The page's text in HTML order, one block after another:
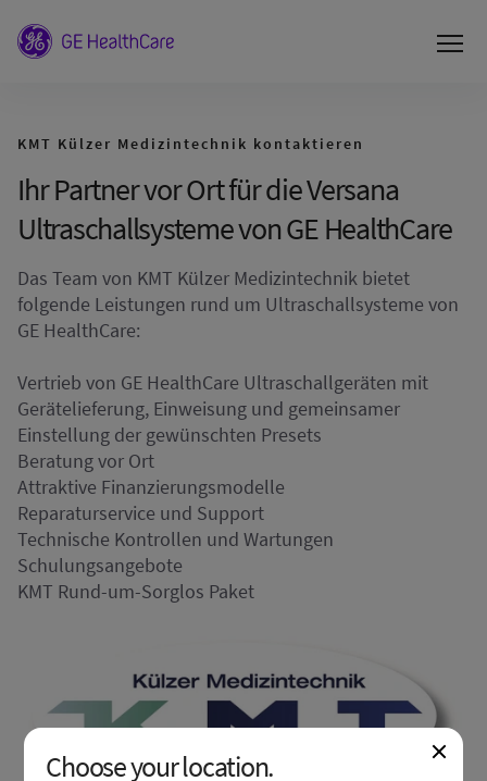
KMT Külzer Medizintechnik kontaktieren
Ihr Partner vor Ort für die Versana
Ultraschallsysteme von GE HealthCare
Das Team von KMT Külzer Medizintechnik bietet
folgende Leistungen rund um Ultraschallsysteme von
GE HealthCare:
Vertrieb von GE HealthCare Ultraschallgeräten mit
Gerätelieferung, Einweisung und gemeinsamer
Einstellung der gewünschten Presets
Beratung vor Ort
Attraktive Finanzierungsmodelle
Reparaturservice und Support
Technische Kontrollen und Wartungen
Schulungsangebote
KMT Rund-um-Sorglos Paket
Choose your location.